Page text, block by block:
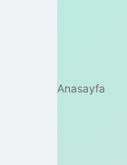
Anasayfa